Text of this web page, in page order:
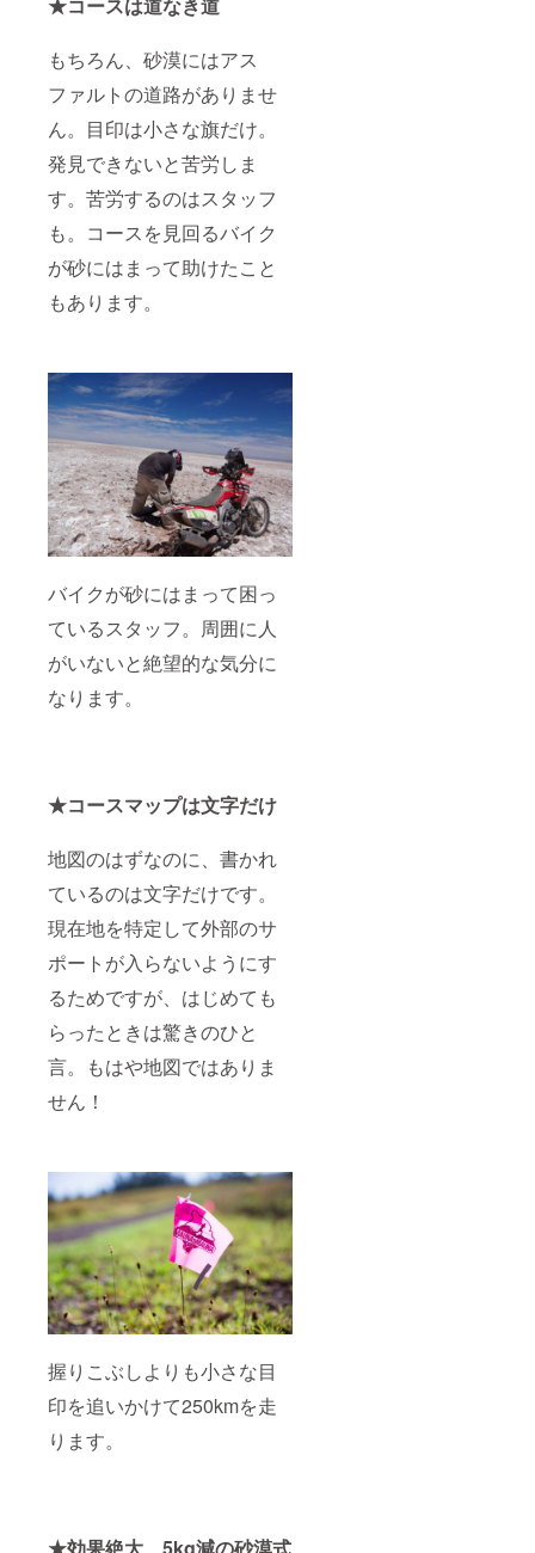
★コースは道なき道
もちろん、砂漠にはアス
ファルトの道路がありませ
ん。目印は小さな旗だけ。
発見できないと苦労しま
す。苦労するのはスタッフ
も。コースを見回るバイク
が砂にはまって助けたこと
もあります。
バイクが砂にはまって困っ
ているスタッフ。周囲に人
がいないと絶望的な気分に
なります。
★コースマップは文字だけ
地図のはずなのに、書かれ
ているのは文字だけです。
現在地を特定して外部のサ
ポートが入らないようにす
るためですが、はじめても
らったときは驚きのひと
言。もはや地図ではありま
せん！
握りこぶしよりも小さな目
印を追いかけて250kmを走
ります。